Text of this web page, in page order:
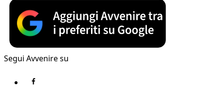
Segui Avvenire su